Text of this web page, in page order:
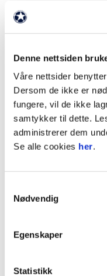
Denne nettsiden
Våre nettsider
Dersom de ikke er
fungere, vil de ikke
samtykker til dette.
administrerer dem
Se alle cookies her.
Nødvendig
Egenskaper
Statistikk
Man kan bare se
Pimente sa til
innlegg som hele
Fosshaugane.Ikke
Hansen opp med
på det tredje
Telemarkingene
under og kjempet
et Njie-fall i motsatt
ballen via
drøye 60
hjemmelaget et